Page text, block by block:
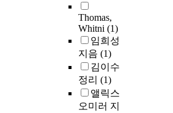
Thomas,
Whitni (1)
임희성
지음 (1)
김이수
정리 (1)
앨릭스
오미러 지